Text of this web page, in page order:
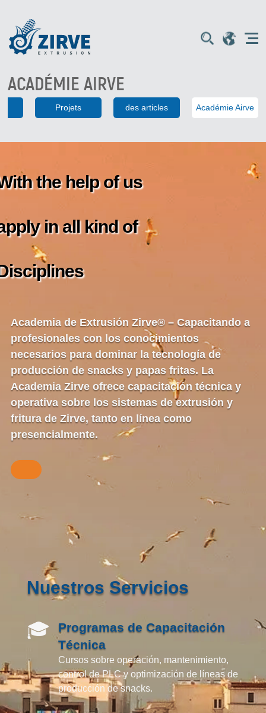
ACADÉMIE AIRVE
Projets des articles Académie Airve
the help of us
in all kind of
Academia de Extrusión Zirve® – Capacitando a
profesionales con los conocimientos
necesarios para dominar la tecnología de
producción de snacks y papas fritas. La
Academia Zirve ofrece capacitación técnica y
operativa sobre los sistemas de extrusión y
fritura de Zirve, tanto en línea como
presencialmente.
Nuestros Servicios
🎓
Programas de Capacitación
Técnica
Cursos sobre operación, mantenimiento,
control de PLC y optimización de líneas de
producción de snacks.